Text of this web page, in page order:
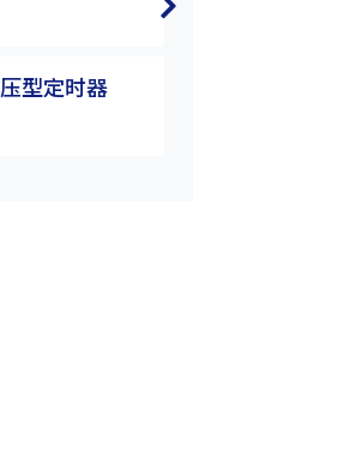
型定时器